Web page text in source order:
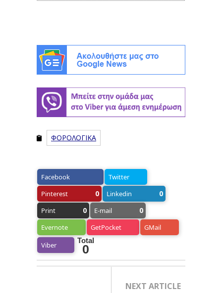
ΦΟΡΟΛΟΓΙΚΑ
Facebook
Twitter
Pinterest
0 Linkedin 0
Print 0 E-mail 0
Evernote GetPocket GMail
Viber
Total
0
NEXT ARTICLE